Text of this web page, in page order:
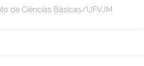
de Ciências Básicas/UFVJM